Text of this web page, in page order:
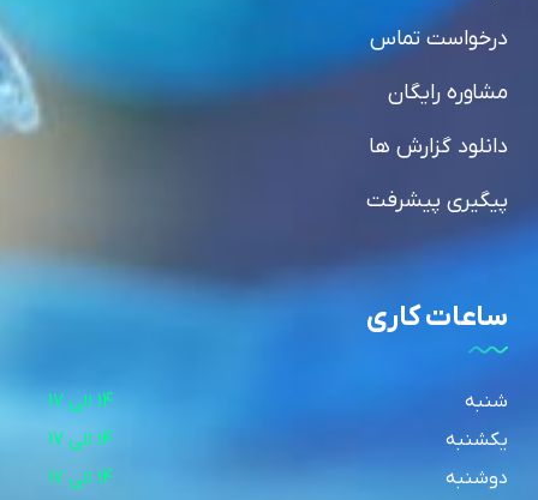
درخواست تماس
مشاوره رایگان
دانلود گزارش ها
پیگیری پیشرفت
ساعات کاری
شنبه
یکشنبه
دوشنبه